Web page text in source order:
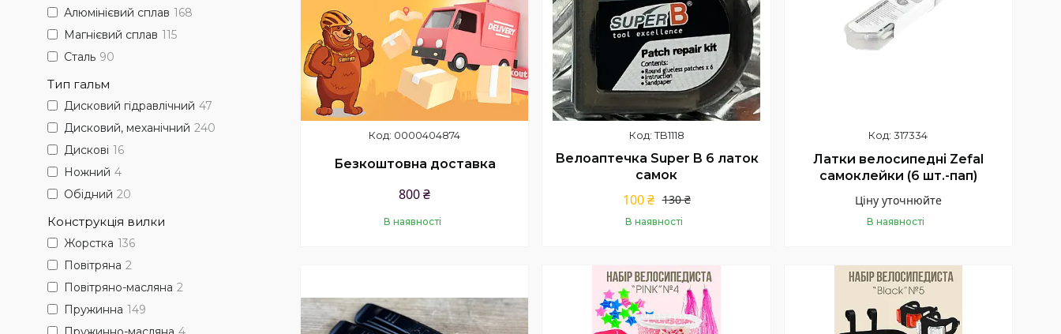
0000404874
Безкоштовна доставка
800 ₴
В наявності
TB1118
Велоаптечка Super B 6 латок
самок
130 ₴
100 ₴
В наявності
Купити
317334
Латки велосипедні Zefal
самоклейки (6 шт.-пап)
Ціну уточнюйте
В наявності
+380 (96) 286-56-01
Велосипеди, Електровелосипеди
Алюмінієвий сплав 168
Магнієвий сплав 115
Сталь 90
Тип гальм
Дисковий гідравлічний 47
Дисковий, механічний 240
Дискові 16
Ножний 4
Обідний 20
Конструкція вилки
Жорстка 136
Повітряна 2
Повітряно-масляна 2
Пружинна 149